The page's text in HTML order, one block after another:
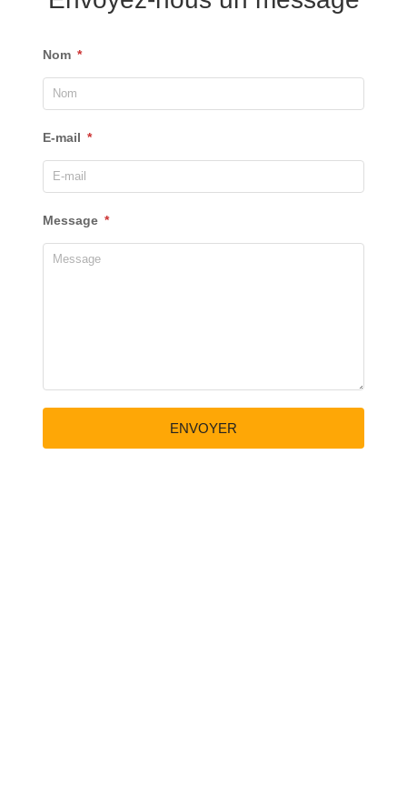
Nom
E-mail
Message
ENVOYER